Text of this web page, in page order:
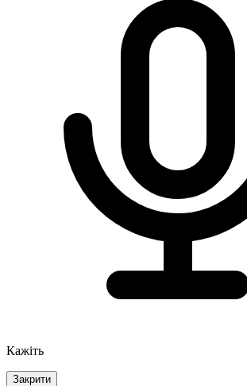
Кажіть
Закрити